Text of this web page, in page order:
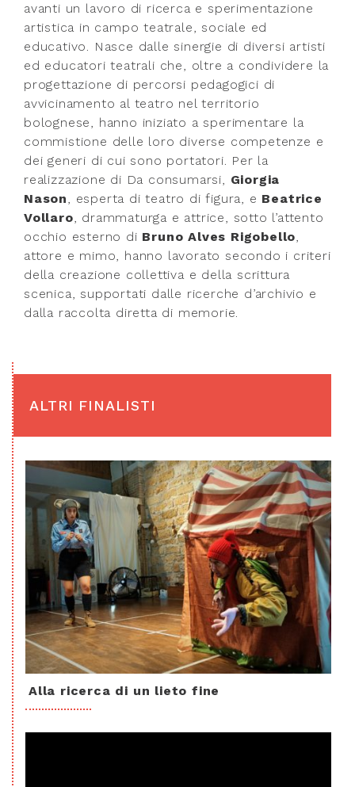
avanti un lavoro di ricerca e sperimentazione
artistica in campo teatrale, sociale ed
educativo. Nasce dalle sinergie di diversi artisti
ed educatori teatrali che, oltre a condividere la
progettazione di percorsi pedagogici di
avvicinamento al teatro nel territorio
bolognese, hanno iniziato a sperimentare la
commistione delle loro diverse competenze e
dei generi di cui sono portatori. Per la
realizzazione di Da consumarsi, Giorgia
Nason, esperta di teatro di figura, e Beatrice
Vollaro, drammaturga e attrice, sotto l’attento
occhio esterno di Bruno Alves Rigobello,
attore e mimo, hanno lavorato secondo i criteri
della creazione collettiva e della scrittura
scenica, supportati dalle ricerche d’archivio e
dalla raccolta diretta di memorie.
ALTRI FINALISTI
Alla ricerca di un lieto fine